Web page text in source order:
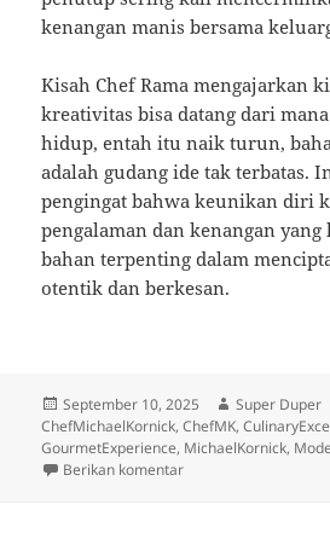
kenangan manis bersama
Kisah Chef Rama mengajarkan
kreativitas bisa datang dari
hidup, entah itu naik turun,
adalah gudang ide tak terbatas.
pengingat bahwa keunikan diri
pengalaman dan kenangan
bahan terpenting dalam
otentik dan berkesan.
Diposkan
pada
September 10, 2025 Penulis
Super Duper
ChefMichaelKornick,ChefMK,
GourmetExperience, MichaelKornick,
Berikan komentaruntuk Kisah Chef